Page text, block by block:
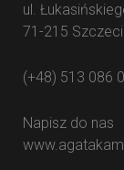
ul.
71-215
(+48) 513 086
Napisz do nas